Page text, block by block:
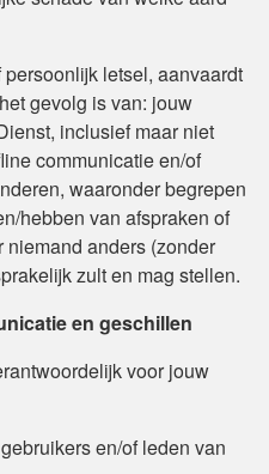
letsel, aanvaardt
gevolg is van: jouw
inclusief maar niet
communicatie en/of
waaronder begrepen
hebben van afspraken of
anders (zonder
zult en mag stellen.
en geschillen
voor jouw
en/of leden van